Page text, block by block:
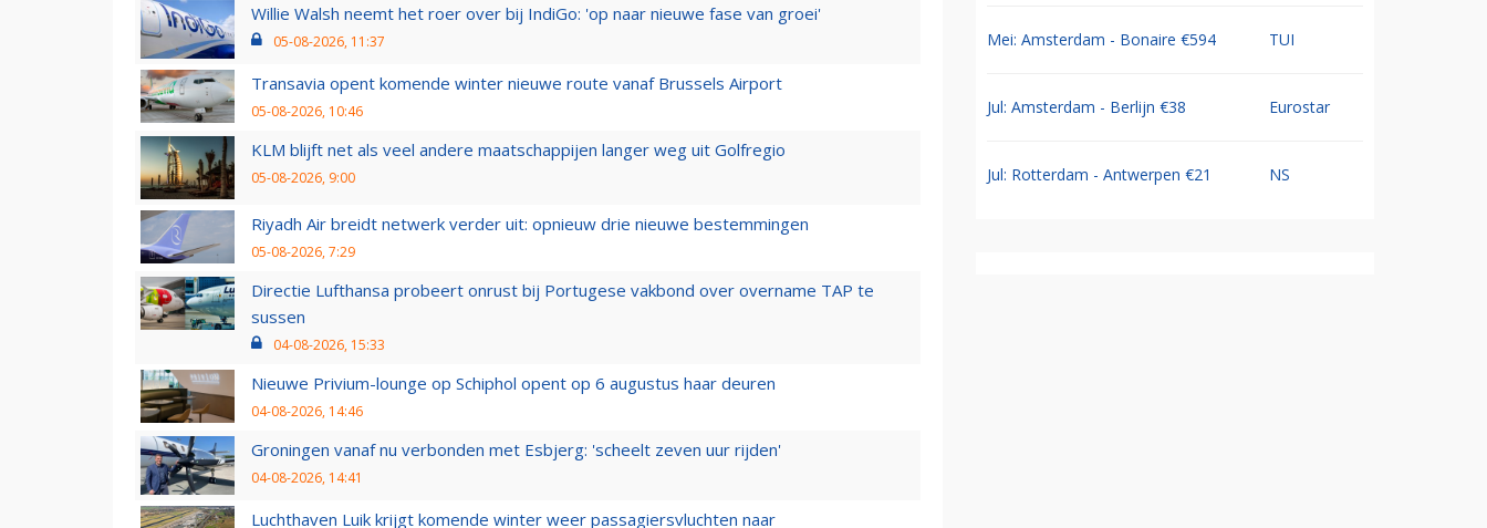
Willie Walsh neemt het roer over bij IndiGo: 'op naar nieuwe fase van groei'
05-08-2026, 11:37
Transavia opent komende winter nieuwe route vanaf Brussels Airport
05-08-2026, 10:46
KLM blijft net als veel andere maatschappijen langer weg uit Golfregio
05-08-2026, 9:00
Riyadh Air breidt netwerk verder uit: opnieuw drie nieuwe bestemmingen
05-08-2026, 7:29
Directie Lufthansa probeert onrust bij Portugese vakbond over overname TAP te
sussen
04-08-2026, 15:33
Nieuwe Privium-lounge op Schiphol opent op 6 augustus haar deuren
04-08-2026, 14:46
Groningen vanaf nu verbonden met Esbjerg: 'scheelt zeven uur rijden'
04-08-2026, 14:41
Luchthaven Luik krijgt komende winter weer passagiersvluchten naar
Mei: Amsterdam - Bonaire €594 TUI
Jul: Amsterdam - Berlijn €38 Eurostar
Jul: Rotterdam - Antwerpen €21 NS